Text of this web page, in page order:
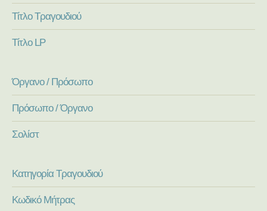
Τίτλο Τραγουδιού
Τίτλο LP
Όργανο / Πρόσωπο
Πρόσωπο / Όργανο
Σολίστ
Κατηγορία Τραγουδιού
Κωδικό Μήτρας